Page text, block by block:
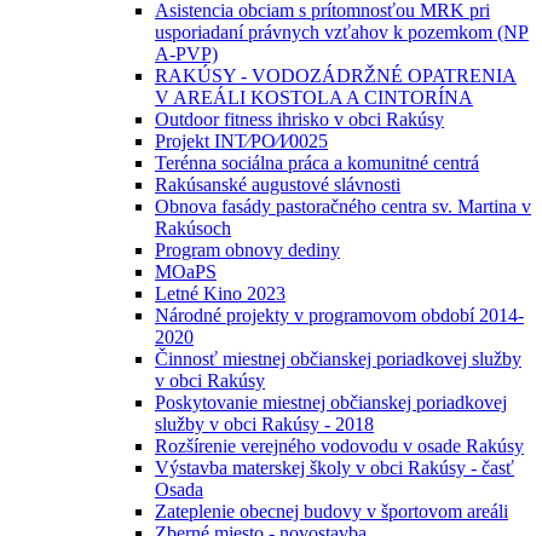
Asistencia obciam s prítomnosťou MRK pri
usporiadaní právnych vzťahov k pozemkom (NP
A-PVP)
RAKÚSY - VODOZÁDRŽNÉ OPATRENIA
V AREÁLI KOSTOLA A CINTORÍNA
Outdoor fitness ihrisko v obci Rakúsy
Projekt INT⁄PO⁄I⁄0025
Terénna sociálna práca a komunitné centrá
Rakúsanské augustové slávnosti
Obnova fasády pastoračného centra sv. Martina v
Rakúsoch
Program obnovy dediny
MOaPS
Letné Kino 2023
Národné projekty v programovom období 2014-
2020
Činnosť miestnej občianskej poriadkovej služby
v obci Rakúsy
Poskytovanie miestnej občianskej poriadkovej
služby v obci Rakúsy - 2018
Rozšírenie verejného vodovodu v osade Rakúsy
Výstavba materskej školy v obci Rakúsy - časť
Osada
Zateplenie obecnej budovy v športovom areáli